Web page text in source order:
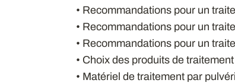
• Recommandations pour un
• Recommandations pour un
• Recommandations pour un
• Choix des produits de traitement
• Matériel de traitement par